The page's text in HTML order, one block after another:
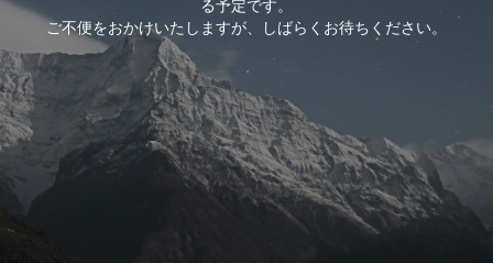
る予定です。
ご不便をおかけいたしますが、しばらくお待ちください。